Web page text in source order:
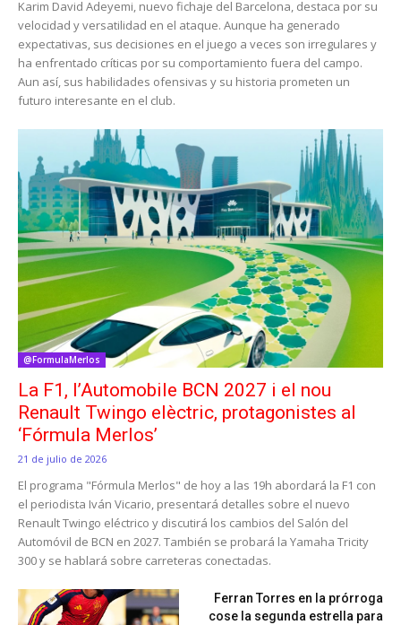
Karim David Adeyemi, nuevo fichaje del Barcelona, destaca por su
velocidad y versatilidad en el ataque. Aunque ha generado
expectativas, sus decisiones en el juego a veces son irregulares y
ha enfrentado críticas por su comportamiento fuera del campo.
Aun así, sus habilidades ofensivas y su historia prometen un
futuro interesante en el club.
@FormulaMerlos
La F1, l’Automobile BCN 2027 i el nou
Renault Twingo elèctric, protagonistes al
‘Fórmula Merlos’
21 de julio de 2026
El programa "Fórmula Merlos" de hoy a las 19h abordará la F1 con
el periodista Iván Vicario, presentará detalles sobre el nuevo
Renault Twingo eléctrico y discutirá los cambios del Salón del
Automóvil de BCN en 2027. También se probará la Yamaha Tricity
300 y se hablará sobre carreteras conectadas.
Ferran Torres en la prórroga
cose la segunda estrella para